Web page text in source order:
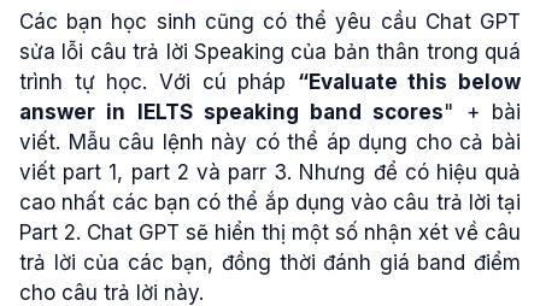
Các bạn học sinh cũng có thể yêu cầu Chat GPT
sửa lỗi câu trả lời Speaking của bản thân trong quá
trình tự học. Với cú pháp “Evaluate this below
answer in IELTS speaking band scores" + bài
viết. Mẫu câu lệnh này có thể áp dụng cho cả bài
viết part 1, part 2 và parr 3. Nhưng để có hiệu quả
cao nhất các bạn có thể ắp dụng vào câu trả lời tại
Part 2. Chat GPT sẽ hiển thị một số nhận xét về câu
trả lời của các bạn, đồng thời đánh giá band điểm
cho câu trả lời này.